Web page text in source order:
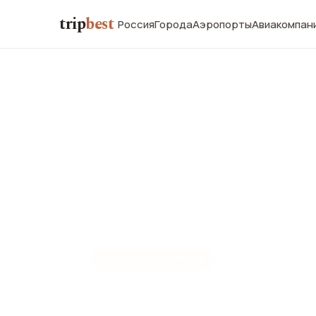
tripbest РоссияГородаАэропорты